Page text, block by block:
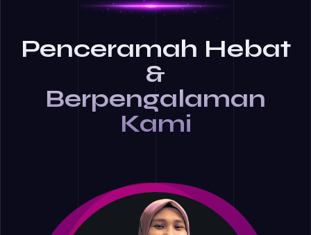
Penceramah Hebat
&
Berpengalaman
Kami